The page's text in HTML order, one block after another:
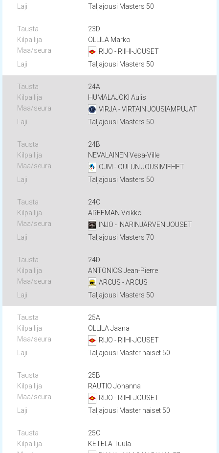
Taljajousi Masters 50
23D
OLLILA Marko
RIJO - RIIHI-JOUSET
Taljajousi Masters 50
24A
HUMALAJOKI Aulis
VIRJA - VIRTAIN JOUSIAMPUJAT
Taljajousi Masters 50
24B
NEVALAINEN Vesa-Ville
OJM - OULUN JOUSIMIEHET
Taljajousi Masters 50
24C
ARFFMAN Veikko
INJO - INARINJÄRVEN JOUSET
Taljajousi Masters 70
24D
ANTONIOS Jean-Pierre
ARCUS - ARCUS
Taljajousi Masters 50
25A
OLLILA Jaana
RIJO - RIIHI-JOUSET
Taljajousi Master naiset 50
25B
RAUTIO Johanna
RIJO - RIIHI-JOUSET
Taljajousi Master naiset 50
25C
KETELÄ Tuula